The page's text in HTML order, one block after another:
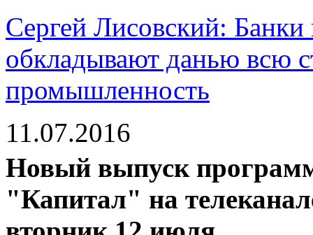
Сергей Лисовский: Банки
обкладывают данью всю
промышленность
11.07.2016
Новый выпуск
"Капитал" на